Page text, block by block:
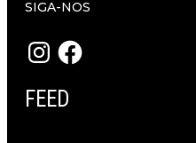
SIGA-NOS
InstagramFacebook
FEED